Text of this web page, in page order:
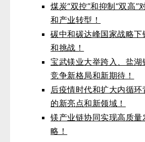
煤炭“双控”和抑制“双高”
和产业转型！
碳中和碳达峰国家战略下
和挑战！
宝武镁业大举跨入、盐湖
竞争新格局和新期待！
后疫情时代和扩大内循
的新亮点和新领域！
镁产业链协同实现高质
略！